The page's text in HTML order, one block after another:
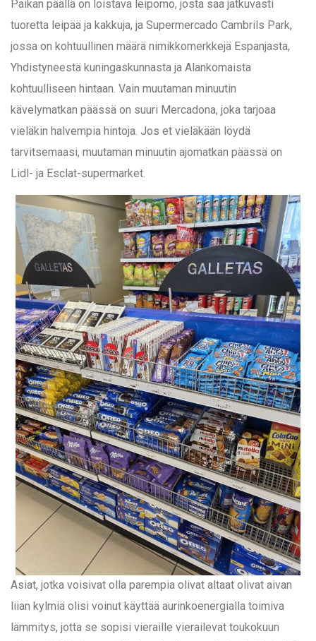
Paikan päällä on loistava leipomo, josta saa jatkuvasti
tuoretta leipää ja kakkuja, ja Supermercado Cambrils Park,
jossa on kohtuullinen määrä nimikkomerkkejä Espanjasta,
Yhdistyneestä kuningaskunnasta ja Alankomaista
kohtuulliseen hintaan. Vain muutaman minuutin
kävelymatkan päässä on suuri Mercadona, joka tarjoaa
vieläkin halvempia hintoja. Jos et vieläkään löydä
tarvitsemaasi, muutaman minuutin ajomatkan päässä on
Lidl- ja Esclat-supermarket.
Asiat, jotka voisivat olla parempia olivat altaat olivat aivan
liian kylmiä olisi voinut käyttää aurinkoenergialla toimiva
lämmitys, jotta se sopisi vieraille vierailevat toukokuun